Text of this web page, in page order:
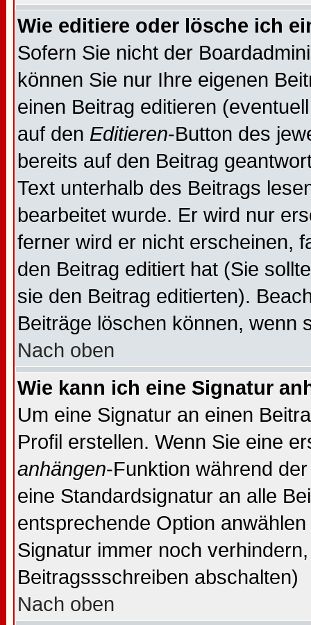
Wie editiere oder lösche ich
Sofern Sie nicht der
können Sie nur Ihre eigenen
einen Beitrag editieren
auf den Editieren-Button des
bereits auf den Beitrag
Text unterhalb des Beitrags
bearbeitet wurde. Er wird nur
ferner wird er nicht erscheinen,
den Beitrag editiert hat (Sie
sie den Beitrag editierten).
Beiträge löschen können, wenn
Nach oben
Wie kann ich eine Signatur
Um eine Signatur an einen
Profil erstellen. Wenn Sie eine
anhängen-Funktion während
eine Standardsignatur an alle
entsprechende Option
Signatur immer noch
Beitragssschreiben abschalten)
Nach oben